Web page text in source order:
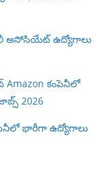
అసోసియేట్ ఉద్యోగాలు
కంపెనీలో
2026
భారీగా ఉద్యోగాలు